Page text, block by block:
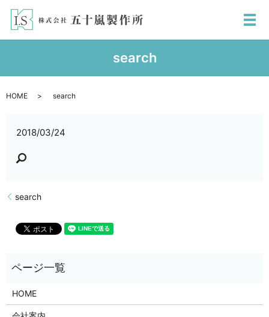
メ
search
HOME search
2018/03/24
search
HOME